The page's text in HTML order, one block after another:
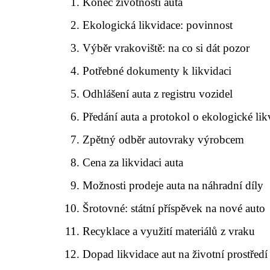
Ekologická likvidace: povinnost
Výběr vrakoviště: na co si dát pozor
Potřebné dokumenty k likvidaci
Odhlášení auta z registru vozidel
Předání auta a protokol o ekologické
Zpětný odběr autovraky výrobcem
Cena za likvidaci auta
Možnosti prodeje auta na náhradní díly
Šrotovné: státní příspěvek na nové auto
Recyklace a využití materiálů z vraku
Dopad likvidace aut na životní prostředí